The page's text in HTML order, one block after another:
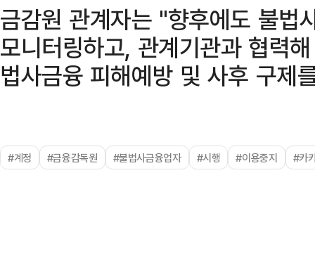
금감원 관계자는 "향후에도 불법
모니터링하고, 관계기관과 협력
법사금융 피해예방 및 사후 구제
#계정 #금융감독원 #불법사금융업자 #시행 #이용중지 #카